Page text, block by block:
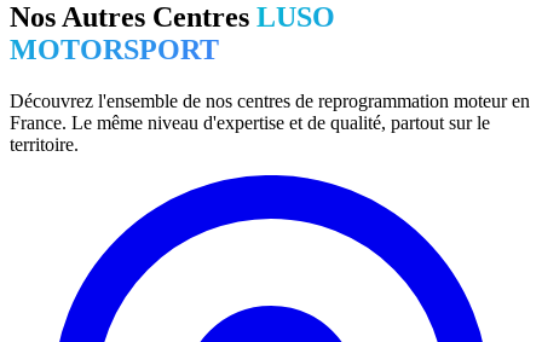
Nos Autres Centres LUSO
MOTORSPORT
Découvrez l'ensemble de nos centres de reprogrammation moteur en
France. Le même niveau d'expertise et de qualité, partout sur le
territoire.